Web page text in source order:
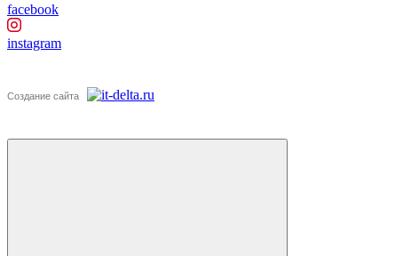
facebook
instagram
Создание сайта